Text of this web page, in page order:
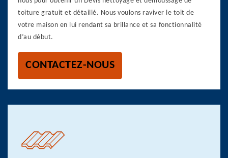
toiture gratuit et détaillé. Nous voulons raviver le toit de
votre maison en lui rendant sa brillance et sa fonctionnalité
d’au début.
CONTACTEZ-NOUS